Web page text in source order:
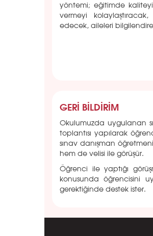
yöntemi; eğitimde
vermeyi
edecek, aileleri
GERİ BİLDİRİM
Okulumuzda uygulanan
toplantısı yapılarak
sınav danışman
hem de velisi ile görüşür.
Öğrenci ile yaptığı
konusunda öğrencisini
gerektiğinde destek ister.